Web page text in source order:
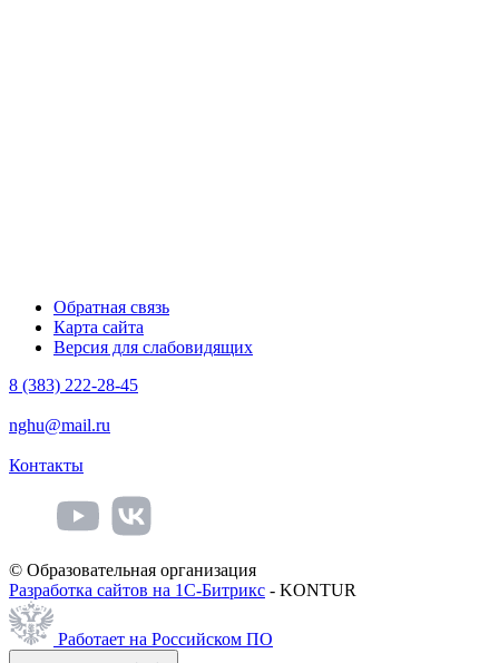
Обратная связь
Карта сайта
Версия для слабовидящих
8 (383) 222-28-45
nghu@mail.ru
Контакты
© Образовательная организация
Разработка сайтов на 1С-Битрикс - KONTUR
Работает на Российском ПО